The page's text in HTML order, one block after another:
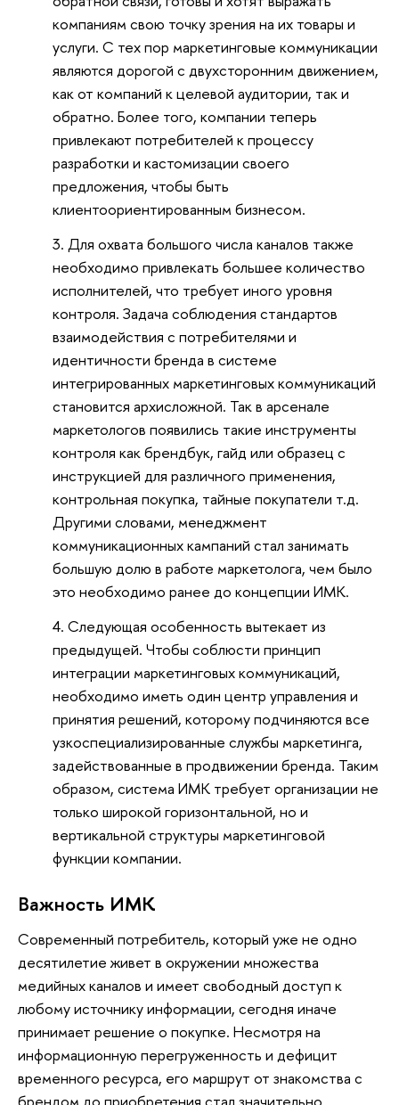
компаниям свою точку зрения на их товары и
услуги. С тех пор маркетинговые коммуникации
являются дорогой с двухсторонним движением,
как от компаний к целевой аудитории, так и
обратно. Более того, компании теперь
привлекают потребителей к процессу
разработки и кастомизации своего
предложения, чтобы быть
клиентоориентированным бизнесом.
Для охвата большого числа каналов также
необходимо привлекать большее количество
исполнителей, что требует иного уровня
контроля. Задача соблюдения стандартов
взаимодействия с потребителями и
идентичности бренда в системе
интегрированных маркетинговых коммуникаций
становится архисложной. Так в арсенале
маркетологов появились такие инструменты
контроля как брендбук, гайд или образец с
инструкцией для различного применения,
контрольная покупка, тайные покупатели т.д.
Другими словами, менеджмент
коммуникационных кампаний стал занимать
большую долю в работе маркетолога, чем было
это необходимо ранее до концепции ИМК.
Следующая особенность вытекает из
предыдущей. Чтобы соблюсти принцип
интеграции маркетинговых коммуникаций,
необходимо иметь один центр управления и
принятия решений, которому подчиняются все
узкоспециализированные службы маркетинга,
задействованные в продвижении бренда. Таким
образом, система ИМК требует организации не
только широкой горизонтальной, но и
вертикальной структуры маркетинговой
функции компании.
Важность ИМК
Современный потребитель, который уже не одно
десятилетие живет в окружении множества
медийных каналов и имеет свободный доступ к
любому источнику информации, сегодня иначе
принимает решение о покупке. Несмотря на
информационную перегруженность и дефицит
временного ресурса, его маршрут от знакомства с